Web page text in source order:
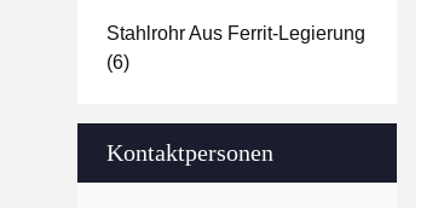
Stahlrohr Aus Ferrit-Legierung
(6)
Kontaktpersonen